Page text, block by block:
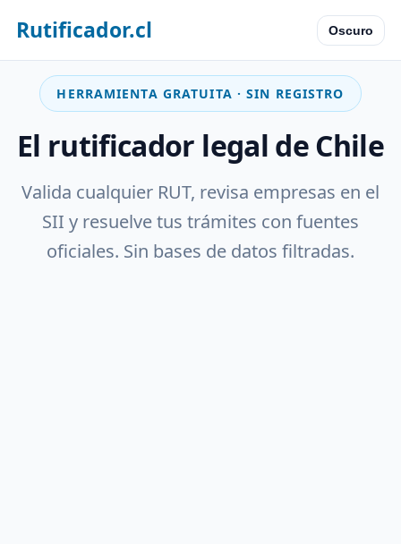
Rutificador.cl Oscuro
HERRAMIENTA GRATUITA · SIN REGISTRO
El rutificador legal de Chile
Valida cualquier RUT, revisa empresas en el
SII y resuelve tus trámites con fuentes
oficiales. Sin bases de datos filtradas.